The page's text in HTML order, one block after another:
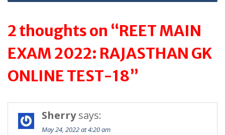
2 thoughts on “REET MAIN
EXAM 2022: RAJASTHAN GK
ONLINE TEST-18”
Sherry says:
May 24, 2022 at 4:20 am